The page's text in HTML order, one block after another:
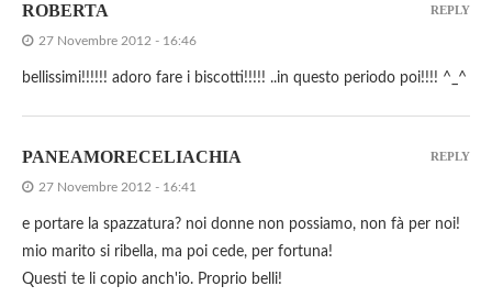
ROBERTA
27 Novembre 2012 - 16:46
bellissimi!!!!!! adoro fare i biscotti!!!!! ..in questo periodo poi!!!! ^_^
REPLY
PANEAMORECELIACHIA
27 Novembre 2012 - 16:41
e portare la spazzatura? noi donne non possiamo, non fà per noi!
mio marito si ribella, ma poi cede, per fortuna!
Questi te li copio anch'io. Proprio belli!
REPLY